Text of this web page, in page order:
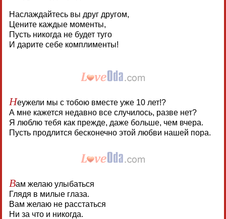
Наслаждайтесь вы друг другом,
Цените каждые моменты,
Пусть никогда не будет туго
И дарите себе комплименты!
Неужели мы с тобою вместе уже 10 лет!?
А мне кажется недавно все случилось, разве нет?
Я люблю тебя как прежде, даже больше, чем вчера.
Пусть продлится бесконечно этой любви нашей пора.
Вам желаю улыбаться
Глядя в милые глаза.
Вам желаю не расстаться
Ни за что и никогда.